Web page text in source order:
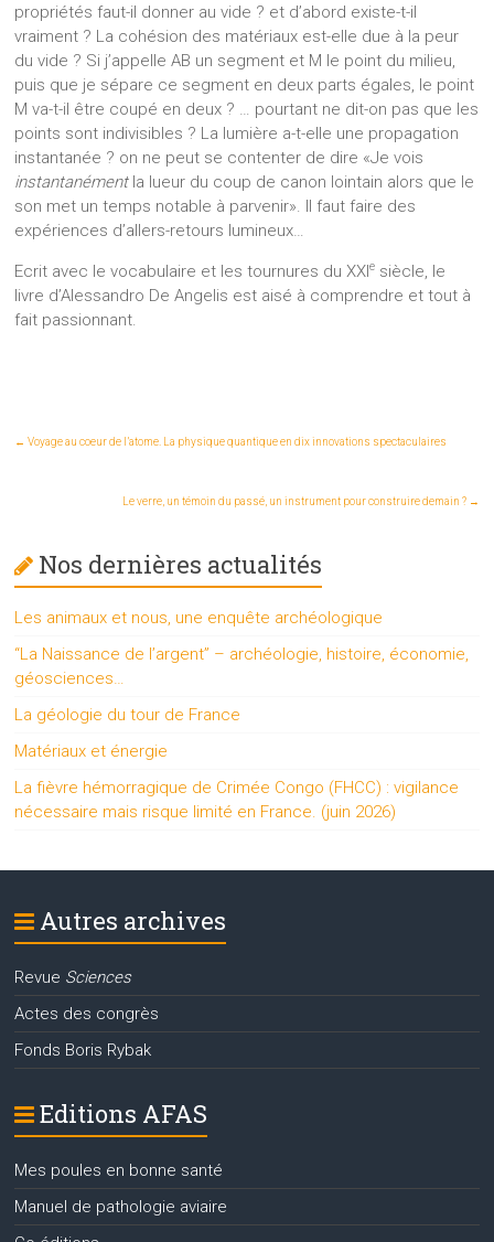
propriétés faut-il donner au vide ? et d’abord existe-t-il
vraiment ? La cohésion des matériaux est-elle due à la peur
du vide ? Si j’appelle AB un segment et M le point du milieu,
puis que je sépare ce segment en deux parts égales, le point
M va-t-il être coupé en deux ? … pourtant ne dit-on pas que les
points sont indivisibles ? La lumière a-t-elle une propagation
instantanée ? on ne peut se contenter de dire «Je vois
instantanémentla lueur du coup de canon lointain alors que le
son met un temps notable à parvenir». Il faut faire des
expériences d’allers-retours lumineux…
Ecrit avec le vocabulaire et les tournures du XXIe siècle, le
livre d’Alessandro De Angelis est aisé à comprendre et tout à
fait passionnant.
← Voyage au coeur de l’atome. La physique quantique en dix innovations spectaculaires
Le verre, un témoin du passé, un instrument pour construire demain ? →
Nos dernières actualités
Les animaux et nous, une enquête archéologique
“La Naissance de l’argent” – archéologie, histoire, économie,
géosciences…
La géologie du tour de France
Matériaux et énergie
La fièvre hémorragique de Crimée Congo (FHCC) : vigilance
nécessaire mais risque limité en France. (juin 2026)
Autres archives
Revue Sciences
Actes des congrès
Fonds Boris Rybak
Editions AFAS
Mes poules en bonne santé
Manuel de pathologie aviaire